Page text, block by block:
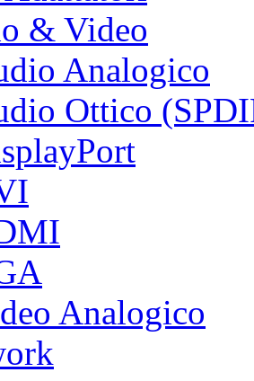
& Video
Analogico
Ottico
Analogico